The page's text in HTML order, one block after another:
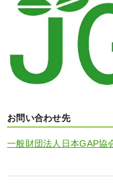
お問い合わせ先
一般財団法人日本GAP協